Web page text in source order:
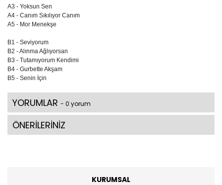
A3 - Yoksun Sen
A4 - Canım Sıkılıyor Canım
A5 - Mor Menekşe
B1 - Seviyorum
B2 - Alınma Ağlıyorsan
B3 - Tutamıyorum Kendimi
B4 - Gurbette Akşam
B5 - Senin İçin
YORUMLAR - 0 yorum
ÖNERİLERİNİZ
KURUMSAL